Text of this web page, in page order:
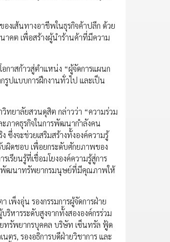
องเส้นทางอาชีพในธุรกิจค้าปลีก ด้วย
าคต เพื่อสร้างผู้นำร้านค้าที่มีความ
กาสก้าวสู่ตำแหน่ง “ผู้จัดการแผนก
รูปแบบการฝึกงานทั่วไป และเป็น
ทยาลัยสวนดุสิต กล่าวว่า “ความร่วม
ภาคธุรกิจในการพัฒนากำลังคน
ซึ่งจะช่วยเสริมสร้างทั้งองค์ความรู้
ผิดชอบ เพื่อยกระดับศักยภาพของ
เรียนรู้ที่เชื่อมโยงองค์ความรู้สู่การ
นพัฒนาทรัพยากรมนุษย์ที่มีคุณภาพให้
เพ็งอุ่น รองกรรมการผู้จัดการฝ่าย
หารระดับสูงจากทั้งสององค์กรร่วม
ทรัพยากรบุคคล บริษัท เซ็นทรัล ฟู้ด
ตร, รองอธิการบดีฝ่ายวิชาการ และ